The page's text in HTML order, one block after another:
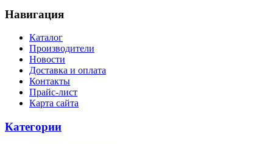
Навигация
Каталог
Производители
Новости
Доставка и оплата
Контакты
Прайс-лист
Карта сайта
Категории